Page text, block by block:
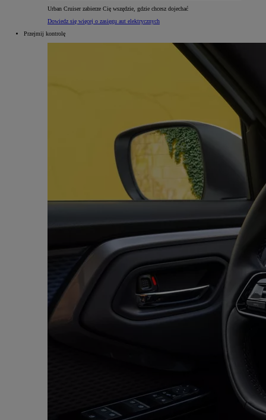
Urban Cruiser zabierze Cię wszędzie, gdzie chcesz dojechać
Dowiedz się więcej o zasięgu aut elektrycznych
Przejmij kontrolę